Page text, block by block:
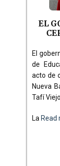
EL
El
de
acto de
Nueva
Tafí Viejo.
La Read